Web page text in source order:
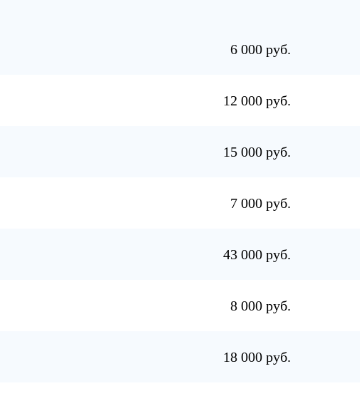
6 000 руб.
12 000 руб.
15 000 руб.
7 000 руб.
43 000 руб.
8 000 руб.
18 000 руб.